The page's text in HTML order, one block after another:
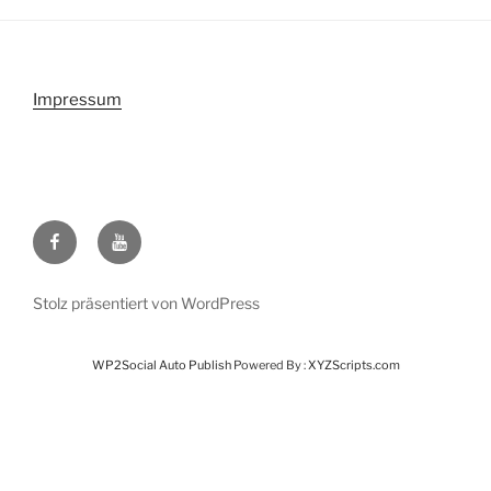
Impressum
FacebookYoutube
Stolz präsentiert von WordPress
WP2Social Auto PublishPowered By :XYZScripts.com